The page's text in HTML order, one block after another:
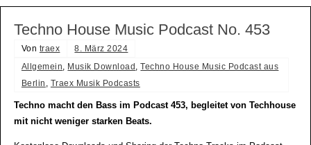
Techno House Music Podcast No. 453
Von traex
8. März 2024
Allgemein, Musik Download ,Techno House Music Podcast aus
Berlin , Traex Musik Podcasts
Techno macht den Bass im Podcast 453, begleitet von Techhouse
mit nicht weniger starken Beats.